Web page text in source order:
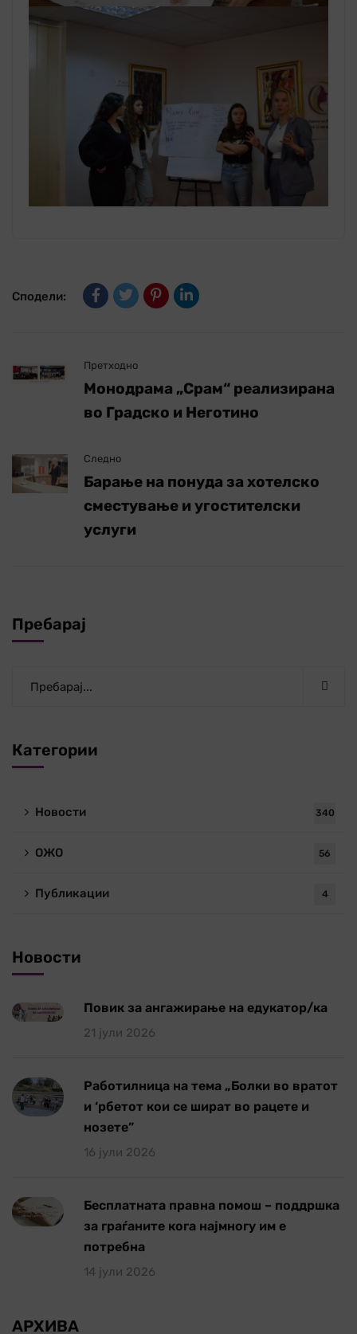
Сподели:
Претходно
Монодрама „Срам“ реализирана
во Градско и Неготино
Следно
Барање на понуда за хотелско
сместување и угостителски
услуги
Пребарај
Категории
Новости 340
ОЖО 56
Публикации 4
Новости
Повик за ангажирање на едукатор/ка
21 јули 2026
Работилница на тема „Болки во вратот
и ‘рбетот кои се шират во рацете и
нозете”
16 јули 2026
Бесплатната правна помош – поддршка
за граѓаните кога најмногу им е
потребна
14 јули 2026
АРХИВА